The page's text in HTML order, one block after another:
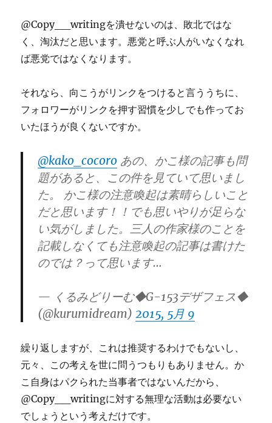
@Copy__writingを潰せないのは、敗北ではな
く、淘汰だと思います。悪党と呼ぶ人がいなくなれ
ば悪党ではなくなります。
それなら、向こうがリンクをつけると言ううちに、
フォロワーがリンクを押す習慣を少しでも作ってお
いたほうが良くないですか。
@kako_cocoro あの、かこ様の記事も問
題があると、この件を見ていて思いまし
た。 かこ様の注意喚起は素晴らしいこと
だと思います！！でも思いやりが足らな
い気がしました。三人の作家様のことを
記載しなくても注意喚起の記事は書けた
のでは？って思います…
— くるみどりーむ◆G-153デザフェス◆
(@kurumidream)2015, 5月 9
繰り返しますが、これは推奨するわけでもないし、
元々、この考えを世に問うつもりもありません。か
こ自身はパクられた当事者ではないんだから、
@Copy__writingに対する無理な活動は必要ない
でしょうという考えだけです。